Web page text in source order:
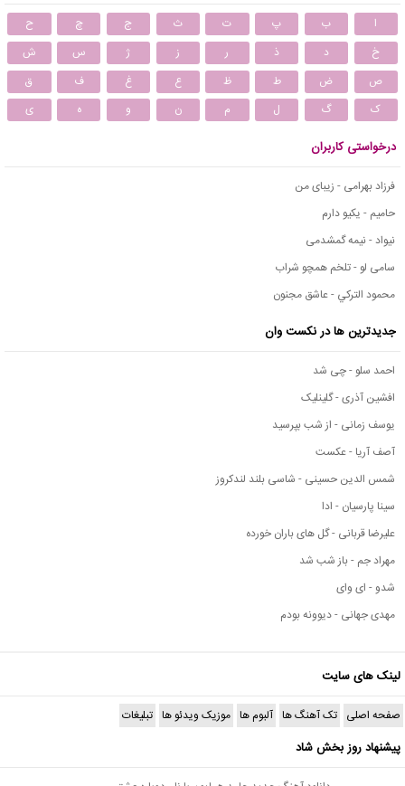
ا ب پ ت ث ج چ
ح
خ
د ذ ر ز ژ س
ش
ص
ض ط ظ ع غ ف
ق
ک
گ ل م ن و ه ی
درخواستی کاربران
فرزاد بهرامی - زیبای من
حامیم - یکیو دارم
نیواد - نیمه گمشدمی
سامی لو - تلخم همچو شراب
محمود التركي - عاشق مجنون
جدیدترین ها در نکست وان
احمد سلو - چی شد
افشین آذری - گلینلیک
یوسف زمانی - از شب بپرسید
آصف آریا - عکست
شمس الدین حسینی - شاسی بلند لندکروز
سینا پارسیان - ادا
علیرضا قربانی - گل های باران خورده
مهراد جم - باز شب شد
شدو - ای وای
مهدی جهانی - دیوونه بودم
لینک های سایت
صفحه اصلی تک آهنگ ها آلبوم ها موزیک ویدئو ها تبلیغات
پیشنهاد روز بخش شاد